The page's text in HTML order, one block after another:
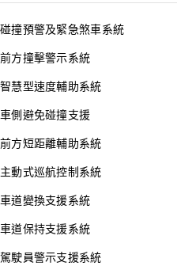
碰撞預警及緊急煞車系統
前方撞擊警示系統
智慧型速度輔助系統
車側避免碰撞支援
前方短距離輔助系統
主動式巡航控制系統
車道變換支援系統
車道保持支援系統
駕駛員警示支援系統